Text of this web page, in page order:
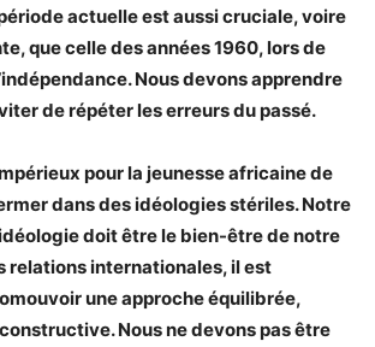
actuelle est aussi cruciale, voire
que celle des années 1960, lors de
Nous devons apprendre
de répéter les erreurs du passé.
pour la jeunesse africaine de
dans des idéologies stériles. Notre
doit être le bien-être de notre
relations internationales, il est
une approche équilibrée,
Nous ne devons pas être